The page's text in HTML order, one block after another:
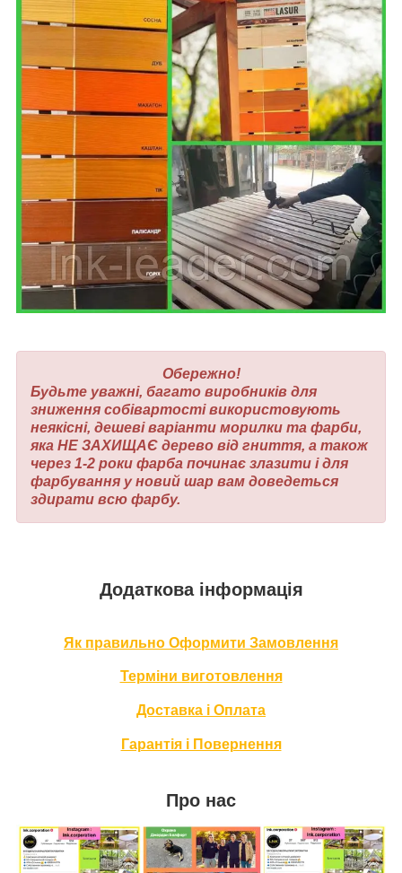
Обережно!
Будьте уважні, багато виробників для
зниження собівартості використовують
неякісні, дешеві варіанти морилки та фарби,
яка НЕ ЗАХИЩАЄ дерево від гниття, а також
через 1-2 роки фарба починає злазити і для
фарбування у новий шар вам доведеться
здирати всю фарбу.
Додаткова інформація
Як правильно Оформити Замовлення
Терміни виготовлення
Доставка і Оплата
Гарантія і Повернення
Про нас